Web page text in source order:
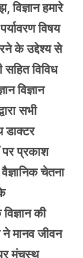
हमारे
विषय
के उद्देश्य से
सहित विविध
विज्ञान
सभी
डाक्टर
पर प्रकाश
चेतना
की
ने मानव जीवन
मंचस्थ